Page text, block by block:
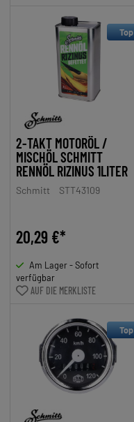
Top
2-TAKT MOTORÖL /
MISCHÖL SCHMITT
RENNÖL RIZINUS 1LITER
Schmitt STT43109
20,29 €*
Am Lager - Sofort
verfügbar
AUF DIE MERKLISTE
Top